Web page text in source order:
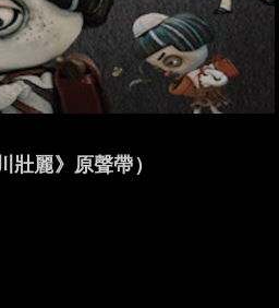
麗》原聲帶）